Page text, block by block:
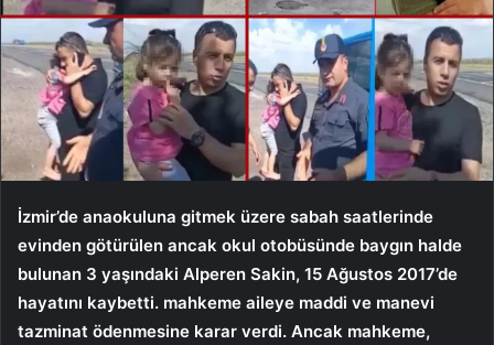
İzmir’de anaokuluna gitmek üzere sabah saatlerinde
evinden götürülen ancak okul otobüsünde baygın halde
bulunan 3 yaşındaki Alperen Sakin, 15 Ağustos 2017’de
hayatını kaybetti. mahkeme aileye maddi ve manevi
tazminat ödenmesine karar verdi. Ancak mahkeme,